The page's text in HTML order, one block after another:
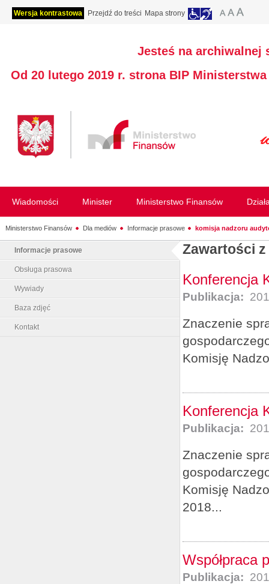
Wersja kontrastowa Przejdź do treści Mapa strony
Jesteś na archiwalnej
Od 20 lutego 2019 r. strona BIP
Wiadomości Minister Ministerstwo Finansów
Ministerstwo Finansów Dla mediów Informacje prasowe komisja nadzoru
Informacje prasowe
Obsługa prasowa
Wywiady
Baza zdjęć
Kontakt
Zawartości
Konferencja
Publikacja:
Znaczenie
Komisję
Konferencja
Publikacja:
Znaczenie
Komisję
2018...
Współpraca
Publikacja: